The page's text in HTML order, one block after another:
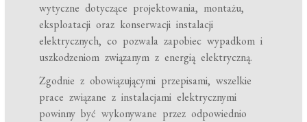
wytyczne dotyczące projektowania, montażu,
eksploatacji oraz konserwacji instalacji
elektrycznych, co pozwala zapobiec wypadkom i
uszkodzeniom związanym z energią elektryczną.
Zgodnie z obowiązującymi przepisami, wszelkie
prace związane z instalacjami elektrycznymi
powinny być wykonywane przez odpowiednio